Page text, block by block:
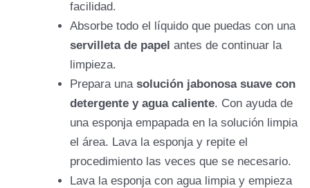
facilidad.
Absorbe todo el líquido que puedas con una
servilleta de papel antes de continuar la
limpieza.
Prepara una solución jabonosa suave con
detergente y agua caliente. Con ayuda de
una esponja empapada en la solución limpia
el área. Lava la esponja y repite el
procedimiento las veces que se necesario.
Lava la esponja con agua limpia y empieza